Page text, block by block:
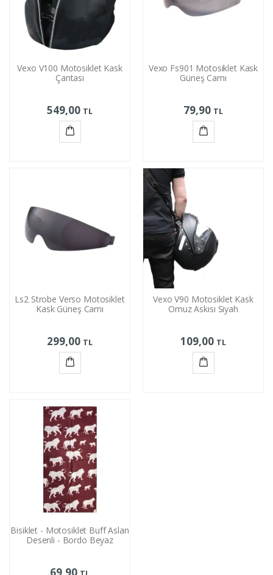
Vexo V100 Motosiklet Kask
Çantası
549,00 TL
Vexo Fs901 Motosiklet Kask
Güneş Camı
79,90 TL
Ls2 Strobe Verso Motosiklet
Kask Güneş Camı
299,00 TL
Vexo V90 Motosiklet Kask
Omuz Askısı Siyah
109,00 TL
Bisiklet - Motosiklet Buff Aslan
Desenli - Bordo Beyaz